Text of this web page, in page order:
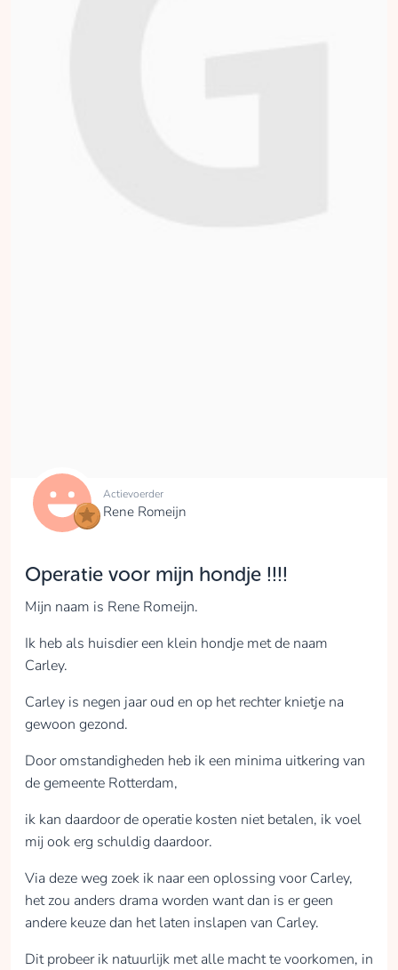
Actievoerder
Rene Romeijn
Operatie voor mijn hondje !!!!
Mijn naam is Rene Romeijn.
Ik heb als huisdier een klein hondje met de naam
Carley.
Carley is negen jaar oud en op het rechter knietje na
gewoon gezond.
Door omstandigheden heb ik een minima uitkering van
de gemeente Rotterdam,
ik kan daardoor de operatie kosten niet betalen, ik voel
mij ook erg schuldig daardoor.
Via deze weg zoek ik naar een oplossing voor Carley,
het zou anders drama worden want dan is er geen
andere keuze dan het laten inslapen van Carley.
Dit probeer ik natuurlijk met alle macht te voorkomen, in